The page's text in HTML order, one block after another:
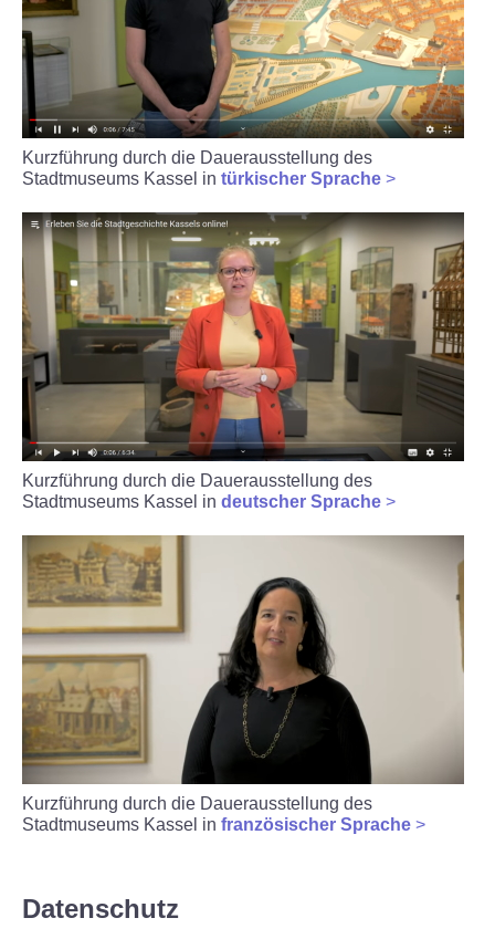
ÜBER UNS
Museum
Team
Förderverein
ENGLISH
Kurzführung durch die Dauerausstellung des
Stadtmuseums Kassel in türkischer Sprache >
Kurzführung durch die Dauerausstellung des
Stadtmuseums Kassel in deutscher Sprache >
Kurzführung durch die Dauerausstellung des
Stadtmuseums Kassel in französischer Sprache >
Datenschutz